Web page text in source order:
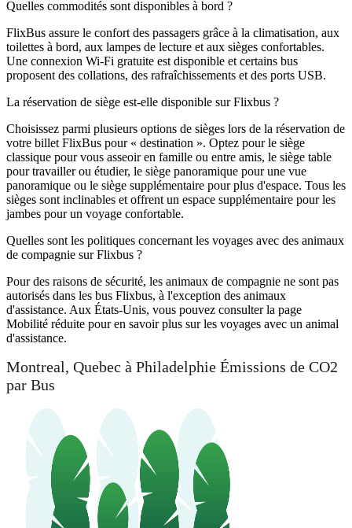
Quelles commodités sont disponibles à bord ?
FlixBus assure le confort des passagers grâce à la climatisation, aux
toilettes à bord, aux lampes de lecture et aux sièges confortables.
Une connexion Wi-Fi gratuite est disponible et certains bus
proposent des collations, des rafraîchissements et des ports USB.
La réservation de siège est-elle disponible sur Flixbus ?
Choisissez parmi plusieurs options de sièges lors de la réservation de
votre billet FlixBus pour « destination ». Optez pour le siège
classique pour vous asseoir en famille ou entre amis, le siège table
pour travailler ou étudier, le siège panoramique pour une vue
panoramique ou le siège supplémentaire pour plus d'espace. Tous les
sièges sont inclinables et offrent un espace supplémentaire pour les
jambes pour un voyage confortable.
Quelles sont les politiques concernant les voyages avec des animaux
de compagnie sur Flixbus ?
Pour des raisons de sécurité, les animaux de compagnie ne sont pas
autorisés dans les bus Flixbus, à l'exception des animaux
d'assistance. Aux États-Unis, vous pouvez consulter la page
Mobilité réduite pour en savoir plus sur les voyages avec un animal
d'assistance.
Montreal, Quebec à Philadelphie Émissions de CO2
par Bus